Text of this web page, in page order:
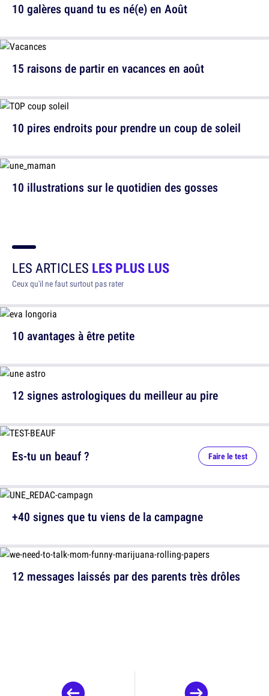
10 galères quand tu es né(e) en Août
10 pires endroits pour prendre un coup de soleil
15 raisons de partir en vacances en août
10 illustrations sur le quotidien des gosses
LES ARTICLES LES PLUS LUS
Ceux qu'il ne faut surtout pas rater
10 avantages à être petite
12 signes astrologiques du meilleur au pire
12 messages laissés par des parents très drôles
Es-tu un beauf ? Faire le test
+40 signes que tu viens de la campagne